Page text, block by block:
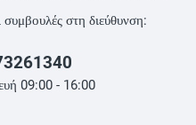
στη διεύθυνση:
09:00 - 16:00